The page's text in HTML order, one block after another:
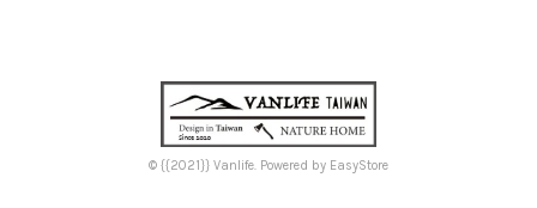
© {{2021}} Vanlife. Powered by EasyStore